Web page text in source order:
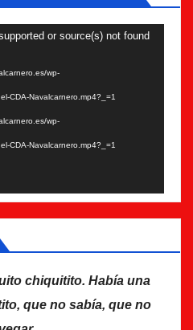
or source(s) not found
wp-
CDA-Navalcarnero.mp4?_=1
wp-
CDA-Navalcarnero.mp4?_=1
chiquitito. Había una
que no sabía, que no